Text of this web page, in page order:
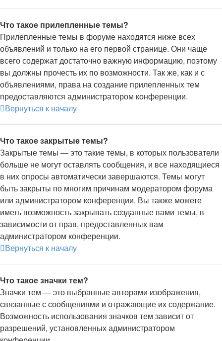
Что такое прилепленные темы?
Прилепленные темы в форуме находятся ниже всех
объявлений и только на его первой странице. Они чаще
всего содержат достаточно важную информацию, поэтому
вы должны прочесть их по возможности. Так же, как и с
объявлениями, права на создание прилепленных тем
предоставляются администратором конференции.
Вернуться к началу
Что такое закрытые темы?
Закрытые темы — это такие темы, в которых пользователи
больше не могут оставлять сообщения, и все находящиеся
в них опросы автоматически завершаются. Темы могут
быть закрыты по многим причинам модератором форума
или администратором конференции. Вы также можете
иметь возможность закрывать созданные вами темы, в
зависимости от прав, предоставленных вам
администратором конференции.
Вернуться к началу
Что такое значки тем?
Значки тем — это выбранные авторами изображения,
связанные с сообщениями и отражающие их содержание.
Возможность использования значков тем зависит от
разрешений, установленных администратором